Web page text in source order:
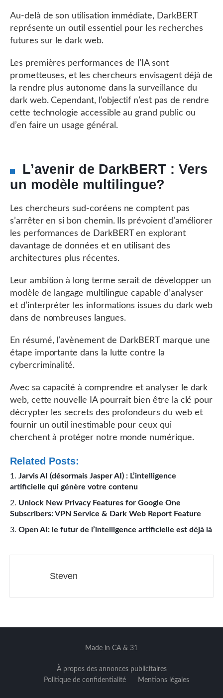
Au-delà de son utilisation immédiate, DarkBERT
représente un outil essentiel pour les recherches
futures sur le dark web.
Les premières performances de l’IA sont
prometteuses, et les chercheurs envisagent déjà de
la rendre plus autonome dans la surveillance du
dark web. Cependant, l’objectif n’est pas de rendre
cette technologie accessible au grand public ou
d’en faire un usage général.
L’avenir de DarkBERT : Vers
un modèle multilingue?
Les chercheurs sud-coréens ne comptent pas
s’arrêter en si bon chemin. Ils prévoient d’améliorer
les performances de DarkBERT en explorant
davantage de données et en utilisant des
architectures plus récentes.
Leur ambition à long terme serait de développer un
modèle de langage multilingue capable d’analyser
et d’interpréter les informations issues du dark web
dans de nombreuses langues.
En résumé, l’avènement de DarkBERT marque une
étape importante dans la lutte contre la
cybercriminalité.
Avec sa capacité à comprendre et analyser le dark
web, cette nouvelle IA pourrait bien être la clé pour
décrypter les secrets des profondeurs du web et
fournir un outil inestimable pour ceux qui
cherchent à protéger notre monde numérique.
Related Posts:
Jarvis AI (désormais Jasper AI) : L’intelligence
artificielle qui génère votre contenu
Unlock New Privacy Features for Google One
Subscribers: VPN Service & Dark Web Report Feature
Open AI: le futur de l’intelligence artificielle est déjà là
Steven
Made in CA & 31
À propos des annonces publicitaires
Politique de confidentialité
Mentions légales